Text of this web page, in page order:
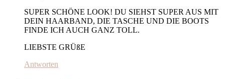
SUPER SCHÖNE LOOK! DU SIEHST SUPER AUS MIT
DEIN HAARBAND, DIE TASCHE UND DIE BOOTS
FINDE ICH AUCH GANZ TOLL.
LIEBSTE GRÜßE
Antworten